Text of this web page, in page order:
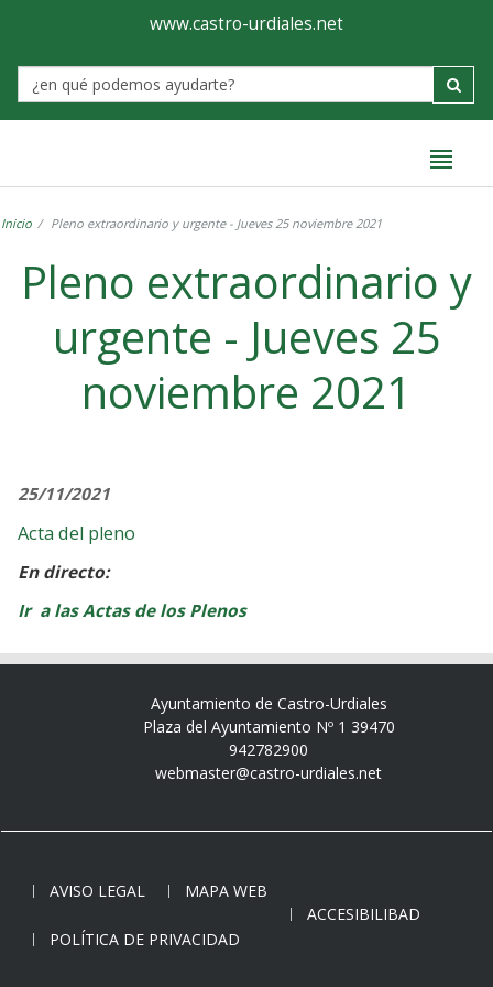
Ayuntamiento
de
Castro-
www.castro-urdiales.net
Label
Inicio Pleno extraordinario y urgente - Jueves 25 noviembre 2021
Pleno extraordinario y
urgente - Jueves 25
noviembre 2021
25/11/2021
Acta del pleno
En directo:
Ir a las Actas de los Plenos
Ayuntamiento de Castro-Urdiales
Plaza del Ayuntamiento Nº 1 39470
942782900
webmaster@castro-urdiales.net
AVISO LEGAL
MAPA WEB
ACCESIBILIBAD
POLÍTICA DE PRIVACIDAD